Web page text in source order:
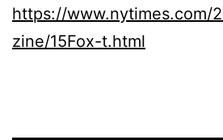
https://www.nytimes.com/
zine/15Fox-t.html